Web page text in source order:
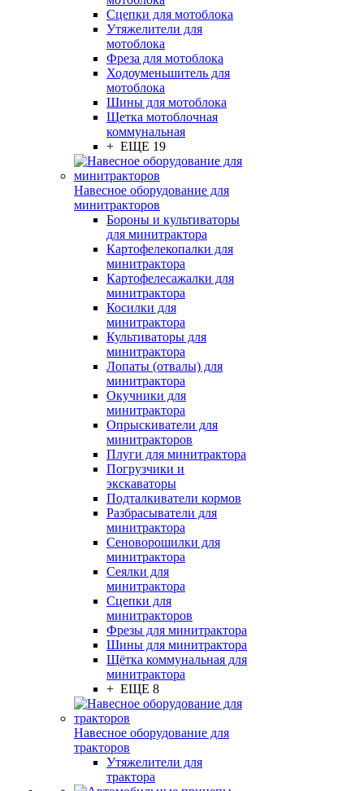
Сцепки для мотоблока
Утяжелители для
мотоблока
Фреза для мотоблока
Ходоуменьшитель для
мотоблока
Шины для мотоблока
Щетка мотоблочная
коммунальная
+ ЕЩЕ 19
Навесное оборудование для
минитракторов
Бороны и культиваторы
для минитрактора
Картофелекопалки для
минитрактора
Картофелесажалки для
минитрактора
Косилки для
минитрактора
Культиваторы для
минитрактора
Лопаты (отвалы) для
минитрактора
Окучники для
минитрактора
Опрыскиватели для
минитракторов
Плуги для минитрактора
Погрузчики и
экскаваторы
Подталкиватели кормов
Разбрасыватели для
минитрактора
Сеноворошилки для
минитрактора
Сеялки для
минитрактора
Сцепки для
минитракторов
Фрезы для минитрактора
Шины для минитрактора
Щётка коммунальная для
минитрактора
+ ЕЩЕ 8
Навесное оборудование для
тракторов
Утяжелители для
трактора